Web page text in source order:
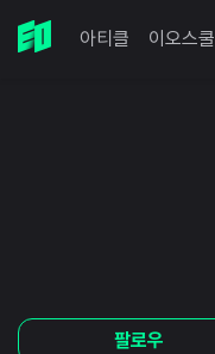
아티클 이오스쿨
팔로우